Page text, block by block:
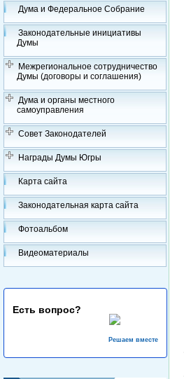
Дума и Федеральное Собрание
Законодательные инициативы
Думы
Межрегиональное сотрудничество
Думы (договоры и соглашения)
Дума и органы местного
самоуправления
Совет Законодателей
Награды Думы Югры
Карта сайта
Законодательная карта сайта
Фотоальбом
Видеоматериалы
Есть вопрос?
Решаем вместе